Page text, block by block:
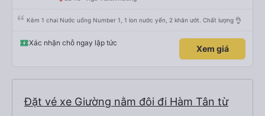
Kèm 1 chai Nước uống Number 1, 1 lon nước yến, 2 khăn ướt. Chất lượng 👌
Xác nhận chỗ ngay lập tức
Xem giá
Đặt vé xe Giường nằm đôi đi Hàm Tân từ